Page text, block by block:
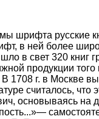
шрифта русские
в ней более
в свет 320 книг
продукции
1708 г. в Москве
считалось,
основываясь на